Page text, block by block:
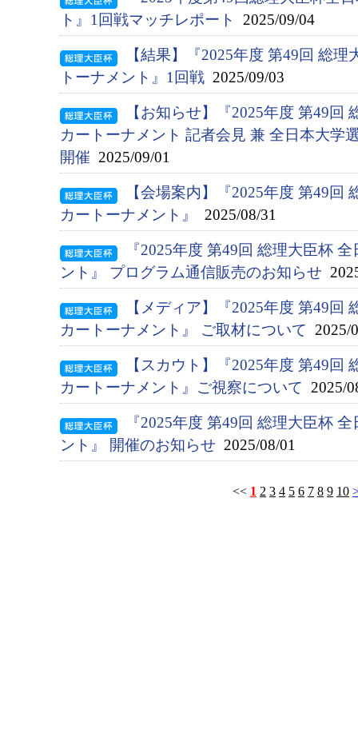
ト』1回戦マッチレポート
2025/09/04
【結果】『2025年度 第49回 総
トーナメント』1回戦 2025/09/03
【お知らせ】『2025年度 第49回
カートーナメント 記者会見 兼 全日本大学
開催 2025/09/01
【会場案内】『2025年度 第49回
カートーナメント』
2025/08/31
『2025年度 第49回 総理大臣杯
ント』 プログラム通信販売のお知らせ
【メディア】『2025年度 第49回
カートーナメント』 ご取材について 2025/
【スカウト】『2025年度 第49回
カートーナメント』ご視察について 2025/
『2025年度 第49回 総理大臣杯
ント』 開催のお知らせ 2025/08/01
<< 1 2 3 4 5 6 7 8 9 10